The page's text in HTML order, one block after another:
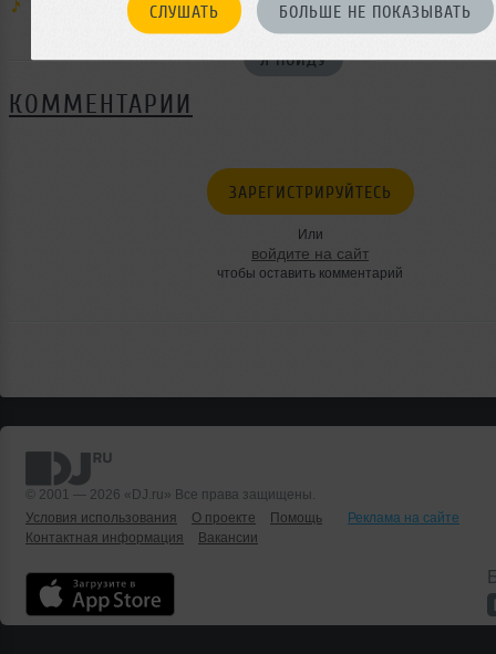
СЛУШАТЬ БОЛЬШЕ НЕ ПОКАЗЫВАТЬ
Я ПОЙДУ
КОММЕНТАРИИ
ЗАРЕГИСТРИРУЙТЕСЬ
Или
войдите на сайт
чтобы оставить комментарий
© 2001 — 2026 «DJ.ru» Все права защищены.
Условия использования
О проекте Помощь
Реклама на сайте
Контактная информация
Вакансии